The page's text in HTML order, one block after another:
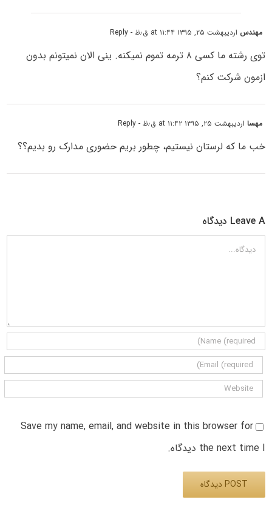
مهندس اردیبهشت ۲۵, ۱۳۹۵ at ۱۱:۴۴ ق٫ظ - Reply
توی رشته ما کسی ۸ ترمه تموم نمیکنه. ینی الان نمیتونم بدون
ازمون شرکت کنم؟
مهسااردیبهشت ۲۵, ۱۳۹۵ at ۱۱:۴۲ ق٫ظ - Reply
خب ما که لرستان نیستیم، چطور بریم حضوری مدارک رو بدیم؟؟
Leave A دیدگاه
دیدگاه
Save my name, email, and website in this browser for
the next time I دیدگاه.